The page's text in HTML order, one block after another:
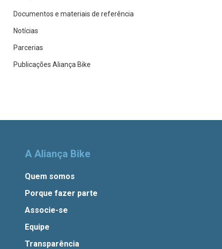
Documentos e materiais de referência
Notícias
Parcerias
Publicações Aliança Bike
A Aliança Bike
Quem somos
Porque fazer parte
Associe-se
Equipe
Transparência